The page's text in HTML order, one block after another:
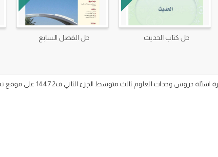
حل كتاب الحديث حل الفصل السابع